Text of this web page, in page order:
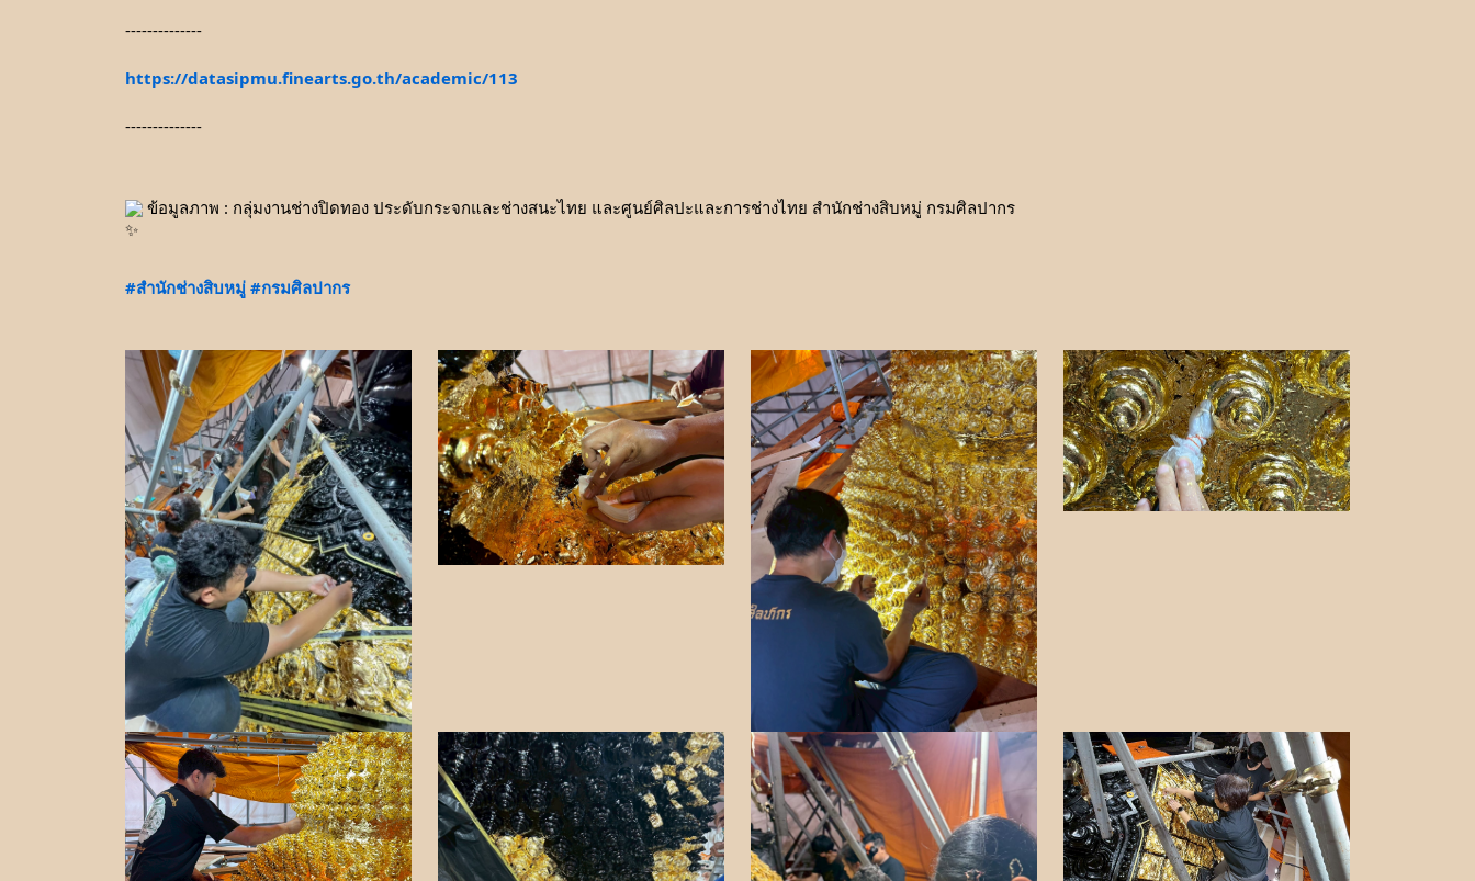
--------------
https://datasipmu.finearts.go.th/academic/113
--------------
ข้อมูลภาพ : กลุ่มงานช่างปิดทอง ประดับกระจกและช่างสนะไทย และศูนย์ศิลปะและการช่างไทย สำนักช่างสิบหมู่ กรมศิลปากร
#สำนักช่างสิบหมู่ #กรมศิลปากร